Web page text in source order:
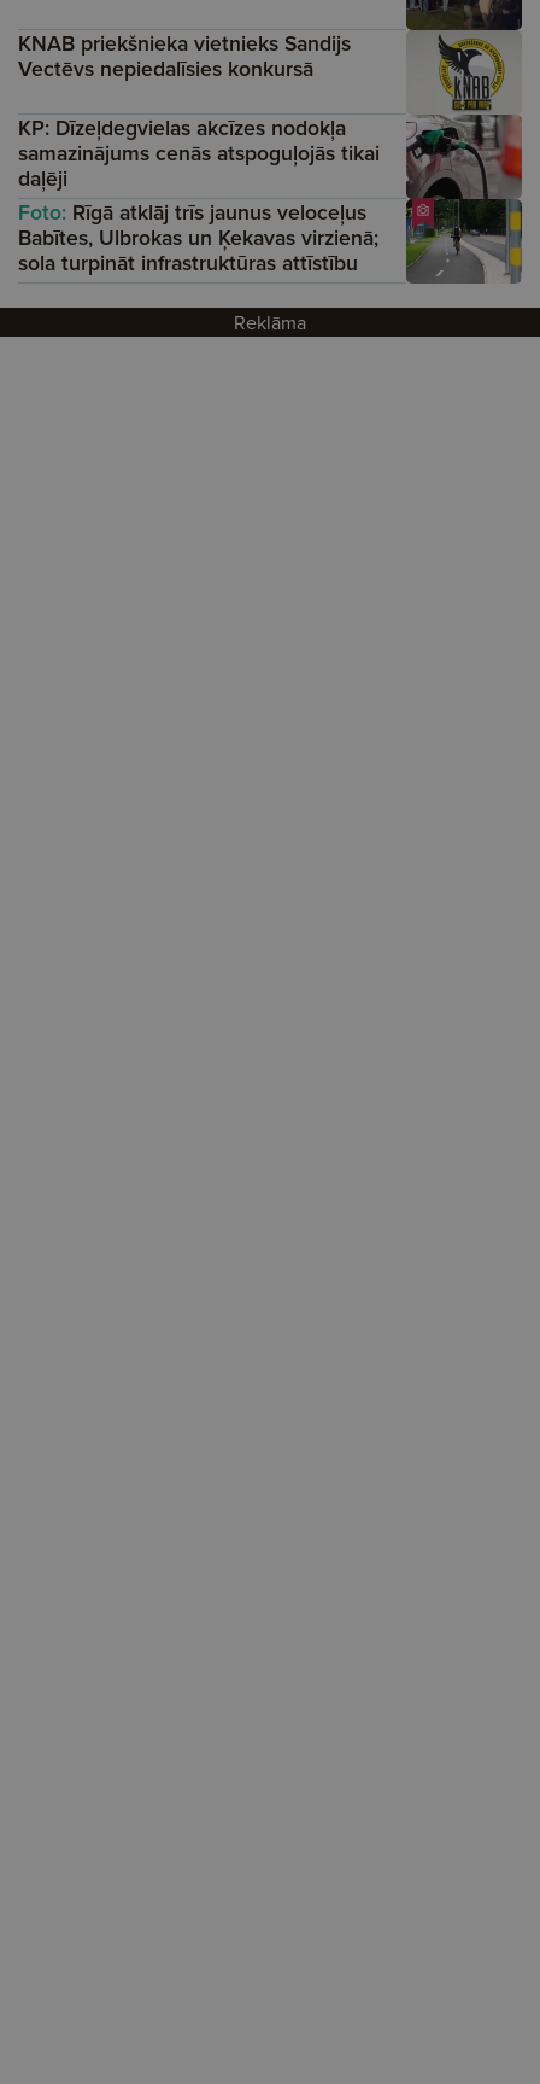
KNAB priekšnieka vietnieks Sandijs
Vectēvs nepiedalīsies konkursā
KP: Dīzeļdegvielas akcīzes nodokļa
samazinājums cenās atspoguļojās tikai
daļēji
Foto: Rīgā atklāj trīs jaunus veloceļus
Babītes, Ulbrokas un Ķekavas virzienā;
sola turpināt infrastruktūras attīstību
Reklāma